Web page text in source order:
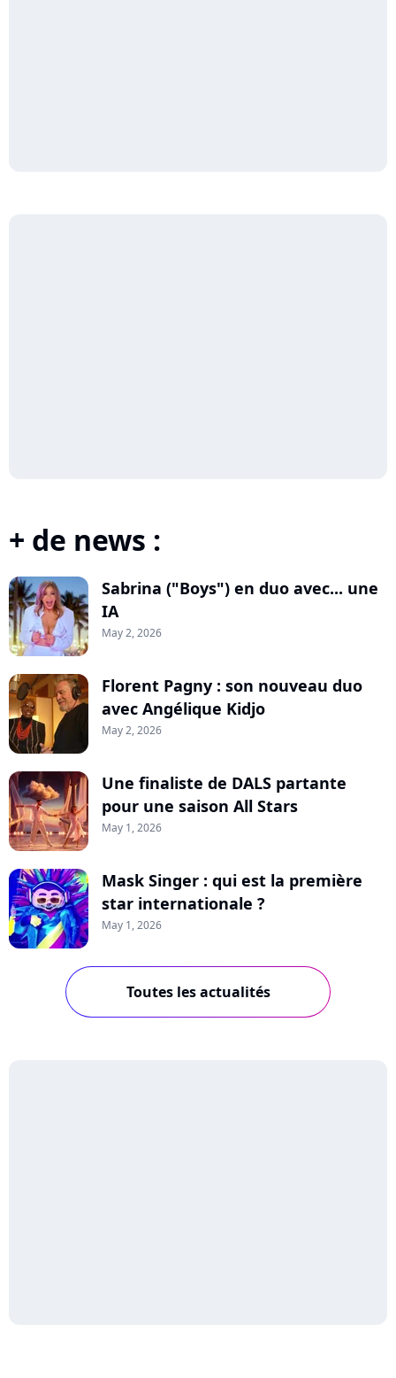
+ de news :
Sabrina ("Boys") en duo avec... une
IA
May 2, 2026
Florent Pagny : son nouveau duo
avec Angélique Kidjo
May 2, 2026
Une finaliste de DALS partante
pour une saison All Stars
May 1, 2026
Mask Singer : qui est la première
star internationale ?
May 1, 2026
Toutes les actualités